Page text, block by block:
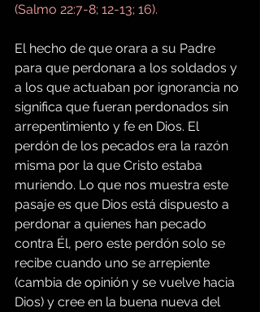
(Salmo 22:7-8; 12-13; 16).
El hecho de que orara a su Padre
para que perdonara a los soldados y
a los que actuaban por ignorancia no
significa que fueran perdonados sin
arrepentimiento y fe en Dios. El
perdón de los pecados era la razón
misma por la que Cristo estaba
muriendo. Lo que nos muestra este
pasaje es que Dios está dispuesto a
perdonar a quienes han pecado
contra Él, pero este perdón solo se
recibe cuando uno se arrepiente
(cambia de opinión y se vuelve hacia
Dios) y cree en la buena nueva del